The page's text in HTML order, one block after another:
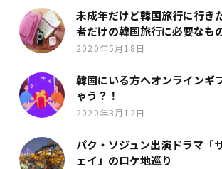
未成年だけど韓国旅行に行き
者だけの韓国旅行に必要なも
2020年5月18日
韓国にいる方へオンラインギ
ゃう？！
2020年3月12日
パク・ソジュン出演ドラマ「
ェイ」のロケ地巡り